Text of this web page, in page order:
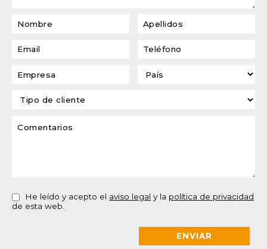
He leído y acepto el aviso legal y la política de privacidad
de esta web.